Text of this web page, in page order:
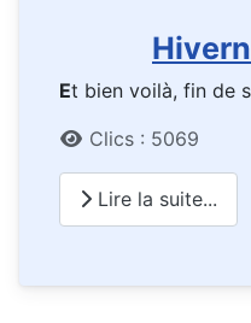
Et bien voilà, fin de
DétailsClics : 5069
Lire la suite...